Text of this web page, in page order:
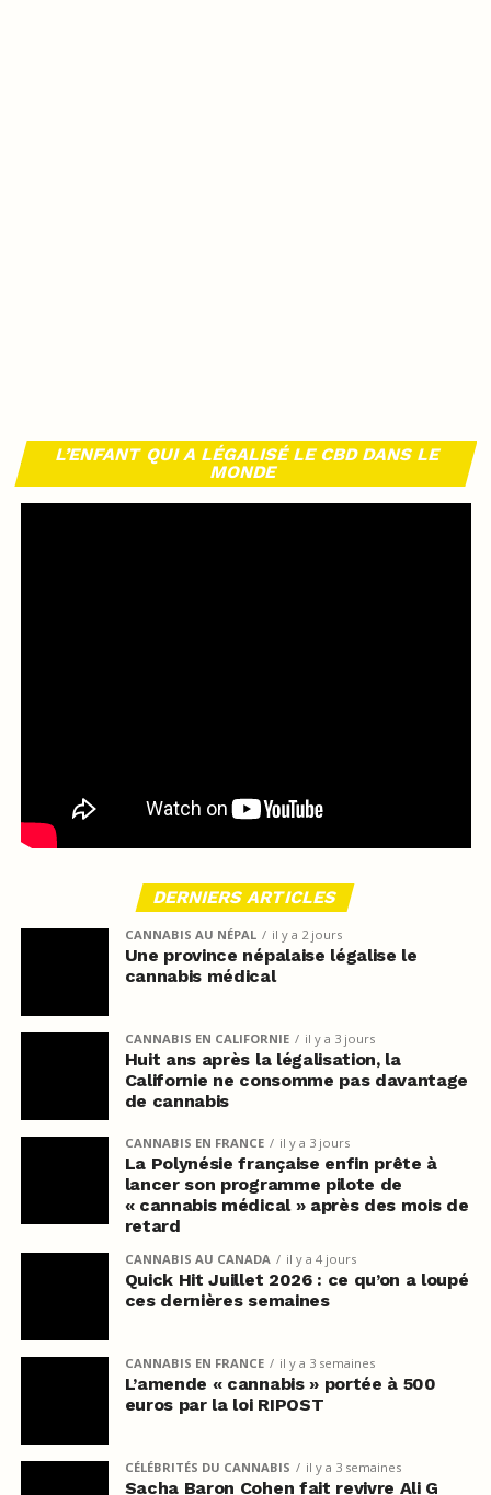
L’ENFANT QUI A LÉGALISÉ LE CBD DANS LE
MONDE
DERNIERS ARTICLES
CANNABIS AU NÉPAL il y a 2 jours
Une province népalaise légalise le
cannabis médical
CANNABIS EN CALIFORNIE il y a 3 jours
Huit ans après la légalisation, la
Californie ne consomme pas davantage
de cannabis
CANNABIS EN FRANCE il y a 3 jours
La Polynésie française enfin prête à
lancer son programme pilote de
« cannabis médical » après des mois de
retard
CANNABIS AU CANADA il y a 4 jours
Quick Hit Juillet 2026 : ce qu’on a loupé
ces dernières semaines
CANNABIS EN FRANCE il y a 3 semaines
L’amende « cannabis » portée à 500
euros par la loi RIPOST
CÉLÉBRITÉS DU CANNABIS il y a 3 semaines
Sacha Baron Cohen fait revivre Ali G